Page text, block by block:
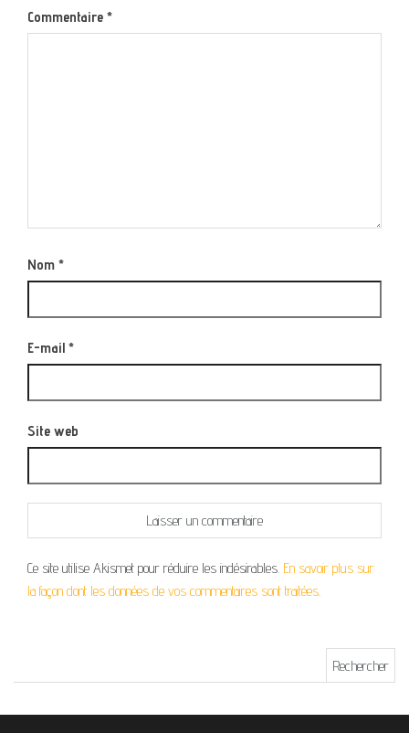
Commentaire *
Nom *
E-mail *
Site web
Ce site utilise Akismet pour réduire les indésirables. En savoir plus sur
la façon dont les données de vos commentaires sont traitées.